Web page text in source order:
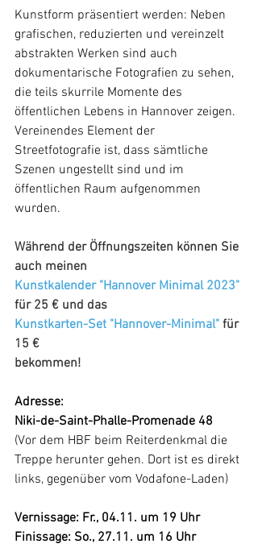
Kunstform präsentiert werden: Neben
grafischen, reduzierten und vereinzelt
abstrakten Werken sind auch
dokumentarische Fotografien zu sehen,
die teils skurrile Momente des
öffentlichen Lebens in Hannover zeigen.
Vereinendes Element der
Streetfotografie ist, dass sämtliche
Szenen ungestellt sind und im
öffentlichen Raum aufgenommen
wurden.
Während der Öffnungszeiten können Sie
auch meinen
Kunstkalender "Hannover Minimal 2023"
für 25 € und das
Kunstkarten-Set "Hannover-Minimal" für
15 €
bekommen!
Adresse:
Niki-de-Saint-Phalle-Promenade 48
(Vor dem HBF beim Reiterdenkmal die
Treppe herunter gehen. Dort ist es direkt
links, gegenüber vom Vodafone-Laden)
Vernissage: Fr., 04.11. um 19 Uhr
Finissage: So., 27.11. um 16 Uhr